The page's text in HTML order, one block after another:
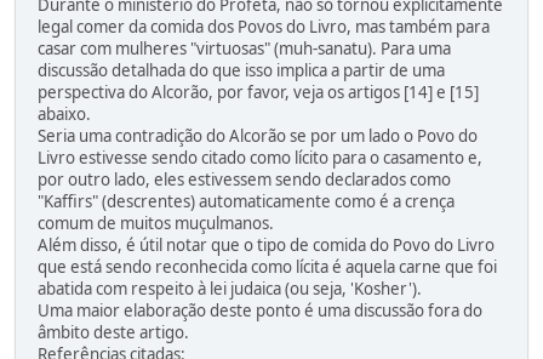
Durante o ministério do Profeta, não só tornou explicitamente
legal comer da comida dos Povos do Livro, mas também para
casar com mulheres "virtuosas" (muh-sanatu). Para uma
discussão detalhada do que isso implica a partir de uma
perspectiva do Alcorão, por favor, veja os artigos [14] e [15]
abaixo.
Seria uma contradição do Alcorão se por um lado o Povo do
Livro estivesse sendo citado como lícito para o casamento e,
por outro lado, eles estivessem sendo declarados como
"Kaffirs" (descrentes) automaticamente como é a crença
comum de muitos muçulmanos.
Além disso, é útil notar que o tipo de comida do Povo do Livro
que está sendo reconhecida como lícita é aquela carne que foi
abatida com respeito à lei judaica (ou seja, 'Kosher').
Uma maior elaboração deste ponto é uma discussão fora do
âmbito deste artigo.
Referências citadas: